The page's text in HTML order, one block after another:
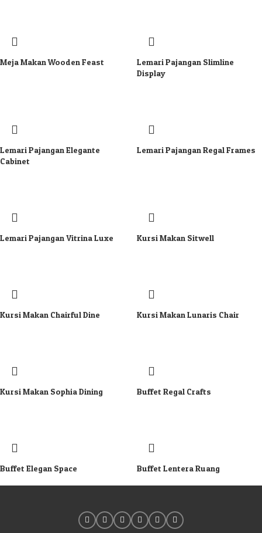
Meja Makan Wooden Feast
Lemari Pajangan Slimline
Display
Lemari Pajangan Elegante
Cabinet
Lemari Pajangan Regal Frames
Lemari Pajangan Vitrina Luxe Kursi Makan Sitwell
Kursi Makan Chairful Dine Kursi Makan Lunaris Chair
Kursi Makan Sophia Dining Buffet Regal Crafts
Buffet Elegan Space Buffet Lentera Ruang